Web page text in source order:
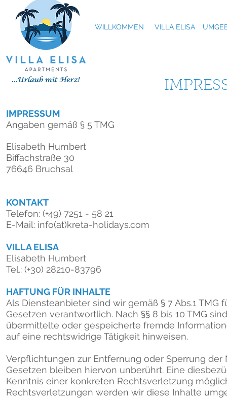
WILLKOMMEN VILLA ELISA
IMPRESSUM
Angaben gemäß § 5 TMG
Elisabeth Humbert
Biffachstraße 30
76646 Bruchsal
KONTAKT
Telefon: (+49) 7251 - 58 21
E-Mail: info(at)kreta-holidays.com
VILLA ELISA
Elisabeth Humbert
Tel.: (+30) 28210-83796
HAFTUNG FÜR INHALTE
Als Diensteanbieter sind wir gemäß § 7 Abs.1
Gesetzen verantwortlich. Nach §§ 8 bis 10 TMG
übermittelte oder gespeicherte fremde
auf eine rechtswidrige Tätigkeit hinweisen.
Verpflichtungen zur Entfernung oder Sperrung
Gesetzen bleiben hiervon unberührt. Eine
Kenntnis einer konkreten Rechtsverletzung
Rechtsverletzungen werden wir diese Inhalte